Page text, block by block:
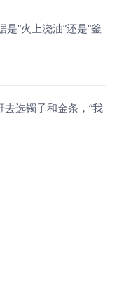
“火上浇油”还是“釜
选镯子和金条，“我